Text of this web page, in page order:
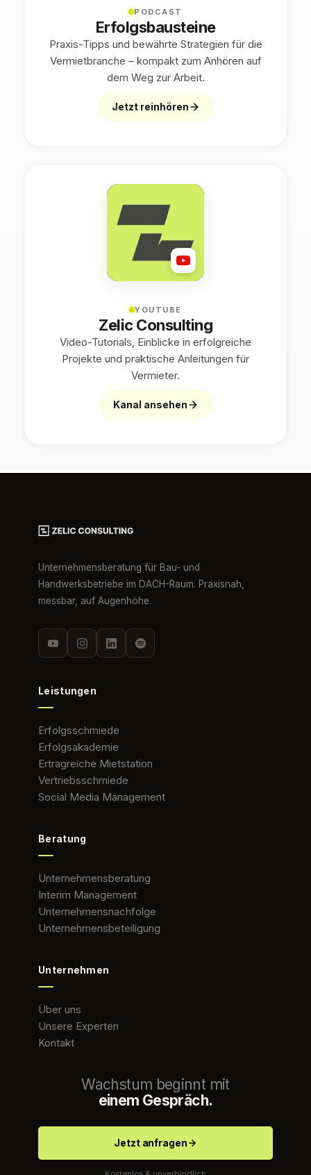
PODCAST
Erfolgsbausteine
Praxis-Tipps und bewährte Strategien für die
Vermietbranche – kompakt zum Anhören auf
dem Weg zur Arbeit.
Jetzt reinhören
YOUTUBE
Zelic Consulting
Video-Tutorials, Einblicke in erfolgreiche
Projekte und praktische Anleitungen für
Vermieter.
Kanal ansehen
Unternehmensberatung für Bau- und
Handwerksbetriebe im DACH-Raum. Praxisnah,
messbar, auf Augenhöhe.
Leistungen
Erfolgsschmiede
Erfolgsakademie
Ertragreiche Mietstation
Vertriebsschmiede
Social Media Management
Beratung
Unternehmensberatung
Interim Management
Unternehmensnachfolge
Unternehmensbeteiligung
Unternehmen
Über uns
Unsere Experten
Kontakt
Wachstum beginnt mit
einem Gespräch.
Jetzt anfragen